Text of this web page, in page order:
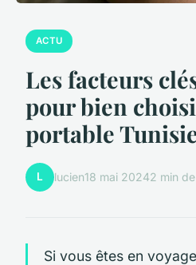
ACTU
Les facteurs
pour bien
portable
L lucien18 mai 20242 min
Si vous êtes en